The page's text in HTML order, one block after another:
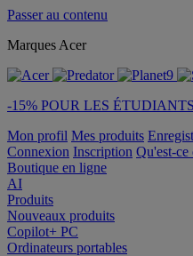
Passer au contenu
Marques Acer
-15% POUR LES ÉTUDIANTS
Mon profil Mes produits
Connexion Inscription Qu'est-
Boutique en ligne
AI
Produits
Nouveaux produits
Copilot+ PC
Ordinateurs portables